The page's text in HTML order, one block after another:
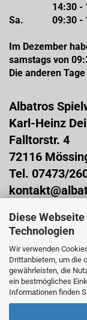
Diese
Technologien
Wir verwenden
Drittanbietern, um die
gewährleisten, die
ein bestmögliches
Informationen finden
14:30 -
Sa. 09:30 -
Im Dezember
samstags von
Die anderen
Albatros
Karl-Heinz
Falltorstr. 4
72116
Tel. 07473/
ZAHLARTEN
Zahlarten:
Vorkasse
PayPal
Sofortüberweisung
Lastschrift (über
Rechnung (über
Barzahlung (nur